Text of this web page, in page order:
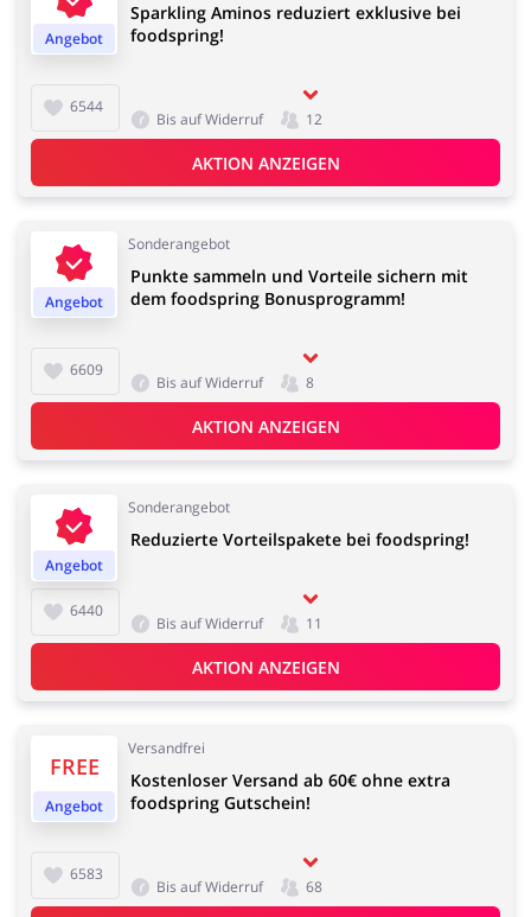
Angebot
6544
Sparkling Aminos reduziert exklusive bei
foodspring!
Bis auf Widerruf 12
AKTION ANZEIGEN
Angebot
Sonderangebot
6609
Punkte sammeln und Vorteile sichern mit
dem foodspring Bonusprogramm!
Bis auf Widerruf 8
AKTION ANZEIGEN
Angebot
Sonderangebot
6440
Reduzierte Vorteilspakete bei foodspring!
Bis auf Widerruf 11
AKTION ANZEIGEN
FREE
Angebot
Versandfrei
6583
Kostenloser Versand ab 60€ ohne extra
foodspring Gutschein!
Bis auf Widerruf 68